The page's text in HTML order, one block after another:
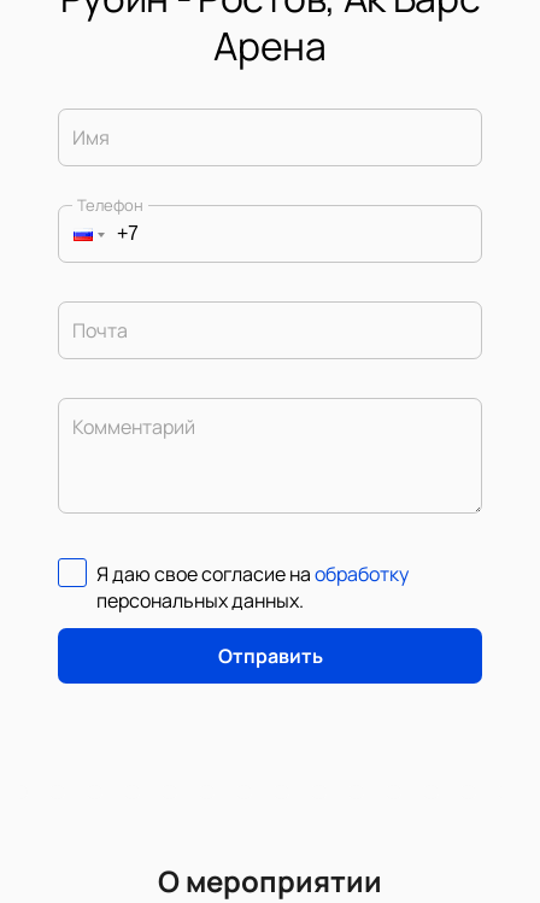
Арена
Имя
Телефон
Почта
Комментарий
Я даю свое согласие наобработку
персональных данных.
Отправить
О мероприятии